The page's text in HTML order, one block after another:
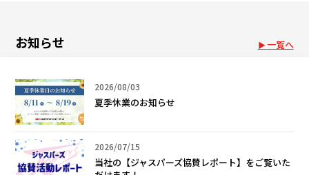
お知らせ 一覧へ
2026/08/03
夏季休業のお知らせ
2026/07/15
当社の【ジャスパーズ協賛レポート】をご覧いた